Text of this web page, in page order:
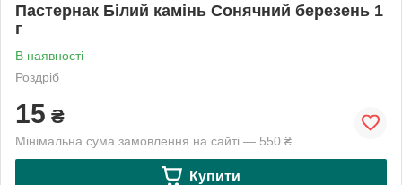
Пастернак Білий камінь Сонячний березень 1
г
В наявності
Роздріб
15 ₴
Мінімальна сума замовлення на сайті — 550 ₴
Купити